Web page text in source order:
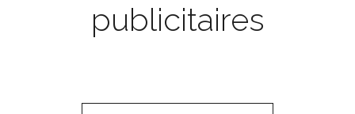
publicitaires